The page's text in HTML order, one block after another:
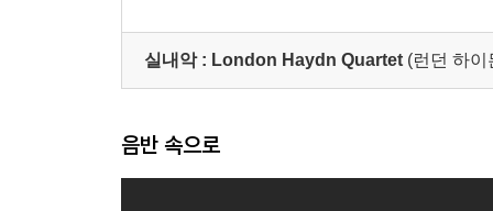
실내악 : London Haydn Quartet (런던 하이
음반 속으로